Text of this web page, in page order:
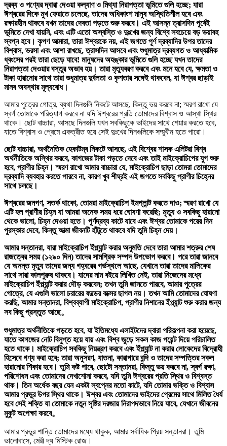
দ্রব্য ও পণ্যের দ্বারা দেওয়া কল্যাণ ও মিথ্যা নিরাপত্তা ভূমিতে গুলি হচ্ছে; যারা
ঈশ্বরের দিকে মুখ ফেরাতে চলেছে, তাদের অধিকাংশ মানুষ অস্থিতিশীল হবে এবং
রক্ষারহীন থাকবে যখন তাদের দেবতা পড়তে শুরু করবে। এই আসন্ন ত্রাসদিন পূর্বেই
ভূমিতে দেখা যায়নি, এবং এটি এতো অস্বস্তি ও দুঃখের জন্য বিশ্বে সবচেয়ে বড় ভয়াবহ
স্বপ্ন হবে। কৃপণ আত্মারা, তারা ঈশ্বরকে নয়, এই জগতে পূর্ণ দ্রব্যাদির উপর তাদের
বিশ্বাস, ভরসা এবং আশা রাখছে, ত্রাসদিন আসবে এবং শুধুমাত্র দ্রব্যগত ও আধ্যাত্মিক
ধ্বংসের পরই তারা ছেড়ে যাবে! মানুষদের অহঙ্কার ভূমিতে গুলি হচ্ছে যখন তাদের
নিরাপত্তা দেওয়ার বস্তুর অভাব হয়। তারা মৃত্যুবরণ করবে এবং মনে হবে যে, ক্ষমতা ও
টাকা হারানোর সাথে তারা শুধুমাত্র দুর্বলতা ও কৃশতার সঙ্গেই থাকবেন, যা ঈশ্বর ছাড়াই
মানব অবস্থার মূল্যবোধ।
আমার পুত্রের গোত্র, ব্যথা দিনগুলি নিকটে আসছে, কিন্তু ভয় করবে না; স্মরণ রাখো যে
স্বর্গ তোমাকে পরিত্যাগ করবে না যদি ঈশ্বরের প্রতি তোমাদের বিশ্বাস ও আস্থা স্থির
থাকে। ছোট বাচ্চারা, আসছে দিনগুলি যখন সবকিছুকে ভাইদের সাথে শেয়ার করতে হবে,
যাতে বিশ্বাস ও প্রেমে একত্রীত হয়ে সেই দুঃখের দিনগুলিকে সম্মুখীন হতে পারো।
ছোট বাচ্চারা, অর্থনৈতিক হেকাটম্ব নিকটে আসছে, এই বিশ্বের শাসক এলিটরা বিশ্ব
অর্থনীতিকে অস্থির করবে, কাগজের টাকা পড়তে দেবে এবং তাই মাইক্রোচিপের যুগ শুরু
হবে, প্রাণীর চিহ্ন। স্মরণ রাখো আমার বাচ্চারা যে, মাইক্রোচিপ ছাড়া তোমরা তোমাদের
দ্রব্যাদি ব্যবহার করতে পারবে না, কারণ খুব শীঘ্রই এই জগতে সবকিছু প্রাণীর চিহ্নের
সাথে চলছে।
ঈশ্বরের জনগণ, সতর্ক থাকো, তোমরা মাইক্রোচিপ ইমপ্লান্ট করতে দাও; স্মরণ রাখো যে
এটি হল প্রাণীর চিহ্ন যা আমরা অনেক সময় ধরে ঘোষণা করেছি; মৃত্যু ও সবকিছু হারানো
থেকে ভালো, চিহ্ন দেওয়া হতে। পূর্ণদ্রব্য কাটে যাবে এবং ঈশ্বর তোমাকে পরের দিন
পুরস্কার দেবে, কিন্তু আত্মা জীবনটি হাঁটুতে থাকবে যদি তুমি চিহ্ন দেয়।
আমার সন্তানরা, যারা মাইক্রোচিপ ইঁপ্ল্যান্ট করার অনুমতি দেবে তারা আমার শত্রুর শেষ
রাজত্বের সময় (১২৯০ দিন) তাদের সামগ্রিক সম্পদ উপভোগ করবে। পরে তারা জানবে
যে অনন্ত মৃত্যু তাদের জন্য গহ্বরের গর্ভস্থলে আছে, যেখানে তারা তাদের মালিকের
সাথে সারা কালপুরুষ থাকবে। যাদের নাম বইয়ে লিখিত নেই, তারা নিজেদের মধ্যে
মাইক্রোচিপ ইঁপ্ল্যান্ট করার দৌড় করবেন; তখন তুমি জানতে পারবে, আমার পুত্রের
গোত্রে, যে এগুলি ভালো চরারের ফল্ডের বক্সের ছাগল নয়। তখন আমি তোমাদের ঘোষণা
করছি, আমার সন্তানরা, বিশ্বব্যাপী মাইক্রোচিপ, প্রাণীর নিশানের ইঁপ্ল্যান্ট শুরু করার জন্য
সব কিছু প্রস্তুত আছে。
শুধুমাত্র অর্থনীতিকে পড়তে হবে, যা ইতিমধ্যে এলাইটদের দ্বারা পরিকল্পনা করা হয়েছে,
যাতে কাগজের নোট বিলুপ্ত হয়ে যায় এবং বিশ্ব জুড়ে সকল কাজ পয়েন্ট দিয়ে পরিচালিত
হতে থাকে। মাইক্রোচিপ সবকিছু নিয়ন্ত্রণ করবে এবং ইঁপ্ল্যান্ট না করার লোকেদের বিদ্রোহী
হিসেবে গণ্য করা হবে; তারা অনুসরণ, যাতনা, কারাগারে বন্দি ও তাদের সম্পত্তির সকল
হারানোর শিকার হবে। তুমি কষ্ট পাবে, ছোটো সন্তানরা, কিন্তু ভয় করবে না, স্বর্গ রক্ষা,
পরিশোধন এবং তোমাদের দেখাশোনা করবে, যদি তুমি ঈশ্বরের প্রতি স্থির ও বিশ্বস্ত
থাক। তিন অর্ধেক বছর যেন একটা স্বপ্নের মতো কাটে, যদি তোমার ভক্তি ও বিশ্বাস
আমার প্রভুর উপর স্থির থাকে। ঈশ্বর এবং তোমাদের ভাইদের প্রেমের সাথে মিলিত ধৈর্য
হবে সেই শক্তি যা তোমাকে নতুন সৃষ্টির দরজায় নিরাপদভাবে নিয়ে যাবে, যেখানে জীবনের
মুকুট অপেক্ষা করবে。
আমার প্রভুর শান্তি তোমাদের মধ্যে থাকুক, আমার সর্বাধিক প্রিয় সন্তানরা। তুমি
ভালোবাসে, মেরী দ্য মিস্টিক রোজ।